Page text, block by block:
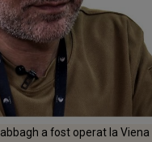
a fost operat la Viena